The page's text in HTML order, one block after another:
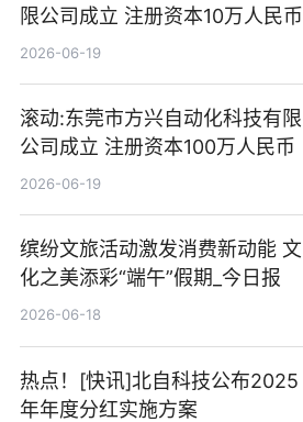
限公司成立 注册资本10万人民币
2026-06-19
滚动:东莞市方兴自动化科技有限
公司成立 注册资本100万人民币
2026-06-19
缤纷文旅活动激发消费新动能 文
化之美添彩“端午”假期_今日报
2026-06-18
热点！[快讯]北自科技公布2025
年年度分红实施方案